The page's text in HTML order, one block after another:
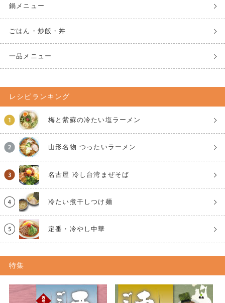
鍋メニュー
ごはん・炒飯・丼
一品メニュー
レシピランキング
梅と紫蘇の冷たい塩ラーメン
山形名物 つったいラーメン
名古屋 冷し台湾まぜそば
冷たい煮干しつけ麺
定番・冷やし中華
特集